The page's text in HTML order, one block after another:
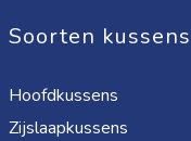
Soorten kussens
Hoofdkussens
Zijslaapkussens